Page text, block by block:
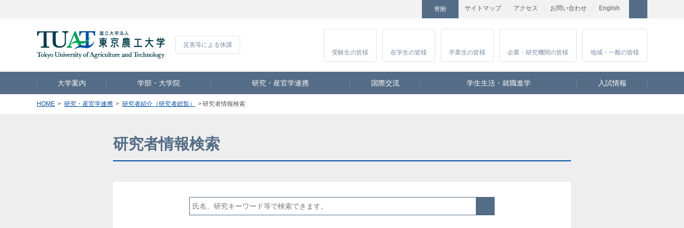
サイトマップ アクセス お問い合わせ
寄附 English
Instagram
災害等による休講
受験生の皆様 在学生の皆様 卒業生の皆様 企業・研究機関の皆様 地域・一般の皆様
大学案内 学部・大学院 研究・産官学連携 国際交流 学生生活・就職進学 入試情報
HOME 研究・産官学連携 研究者紹介（研究者総覧） 研究者情報検索
研究者情報検索